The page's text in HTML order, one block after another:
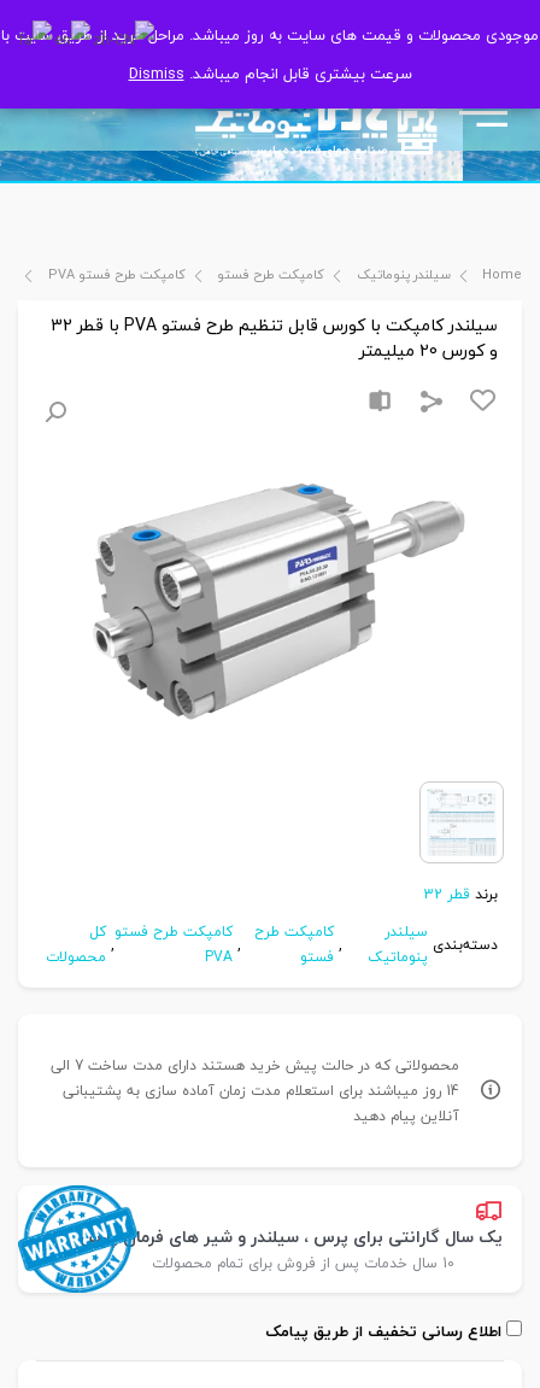
موجودی محصولات و قیمت های سایت به روز میباشد. مراحل خرید از طریق سایت با
سرعت بیشتری قابل انجام میباشد.Dismiss
موجودی محصولات و قیمت های سایت به روز میباشد. مراحل خرید از طریق سایت با
سرعت بیشتری قابل انجام میباشد.Dismiss
Home سیلندر پنوماتیک کامپکت طرح فستو کامپکت طرح فستو PVA
سیلندر کامپکت با کورس قابل تنظیم طرح فستو PVA با قطر 32
و کورس 20 میلیمتر
برند قطر 32
دسته‌بندی سیلندر
پنوماتیک
,کامپکت طرح
فستو
,کامپکت طرح فستو
PVA
,کل
محصولات
محصولاتی که در حالت پیش خرید هستند دارای مدت ساخت 7 الی
14 روز میباشند برای استعلام مدت زمان آماده سازی به پشتیبانی
آنلاین پیام دهید
یک سال گارانتی برای پرس ، سیلندر و شیر های فرمان پارس
10 سال خدمات پس از فروش برای تمام محصولات
اطلاع رسانی تخفیف از طریق پیامک